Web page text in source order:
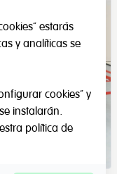
estarás
y analíticas se
cookies” y
instalarán.
política de